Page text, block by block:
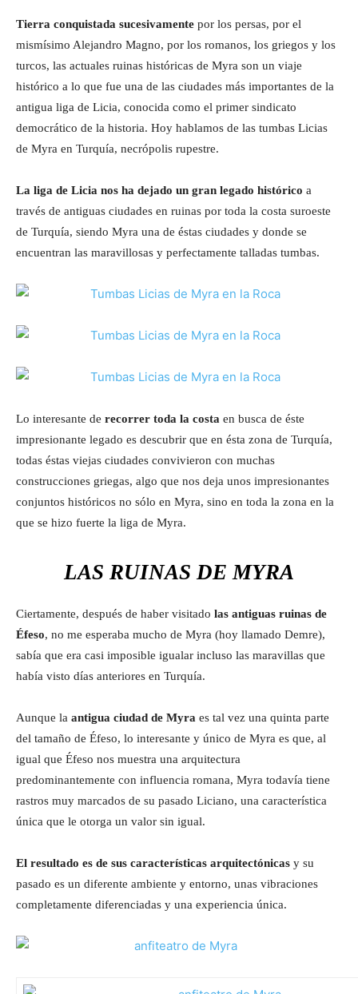
Tierra conquistada sucesivamente por los persas, por el
mismísimo Alejandro Magno, por los romanos, los griegos y los
turcos, las actuales ruinas históricas de Myra son un viaje
histórico a lo que fue una de las ciudades más importantes de la
antigua liga de Licia, conocida como el primer sindicato
democrático de la historia. Hoy hablamos de las tumbas Licias
de Myra en Turquía, necrópolis rupestre.
La liga de Licia nos ha dejado un gran legado histórico a
través de antiguas ciudades en ruinas por toda la costa suroeste
de Turquía, siendo Myra una de éstas ciudades y donde se
encuentran las maravillosas y perfectamente talladas tumbas.
Lo interesante de recorrer toda la costa en busca de éste
impresionante legado es descubrir que en ésta zona de Turquía,
todas éstas viejas ciudades convivieron con muchas
construcciones griegas, algo que nos deja unos impresionantes
conjuntos históricos no sólo en Myra, sino en toda la zona en la
que se hizo fuerte la liga de Myra.
LAS RUINAS DE MYRA
Ciertamente, después de haber visitado las antiguas ruinas de
Éfeso, no me esperaba mucho de Myra (hoy llamado Demre),
sabía que era casi imposible igualar incluso las maravillas que
había visto días anteriores en Turquía.
Aunque la antigua ciudad de Myra es tal vez una quinta parte
del tamaño de Éfeso, lo interesante y único de Myra es que, al
igual que Éfeso nos muestra una arquitectura
predominantemente con influencia romana, Myra todavía tiene
rastros muy marcados de su pasado Liciano, una característica
única que le otorga un valor sin igual.
El resultado es de sus características arquitectónicas y su
pasado es un diferente ambiente y entorno, unas vibraciones
completamente diferenciadas y una experiencia única.